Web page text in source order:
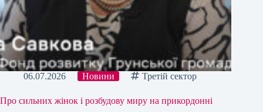
06.07.2026 Новини Третій сектор
Про сильних жінок і розбудову миру на прикордонні